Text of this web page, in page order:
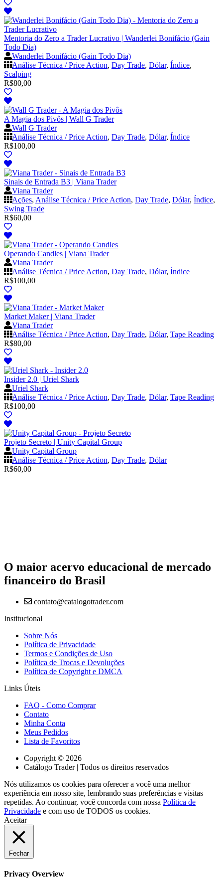
Mentoria do Zero a Trader Lucrativo | Wanderlei Bonifácio (Gain
Todo Dia)
Wanderlei Bonifácio (Gain Todo Dia)
Análise Técnica / Price Action, Day Trade, Dólar, Índice,
Scalping
R$80,00
A Magia dos Pivôs | Wall G Trader
Wall G Trader
Análise Técnica / Price Action, Day Trade, Dólar, Índice
R$100,00
Sinais de Entrada B3 | Viana Trader
Viana Trader
Ações, Análise Técnica / Price Action, Day Trade, Dólar, Índice,
Swing Trade
R$60,00
Operando Candles | Viana Trader
Viana Trader
Análise Técnica / Price Action, Day Trade, Dólar, Índice
R$100,00
Market Maker | Viana Trader
Viana Trader
Análise Técnica / Price Action, Day Trade, Dólar, Tape Reading
R$80,00
Insider 2.0 | Uriel Shark
Uriel Shark
Análise Técnica / Price Action, Day Trade, Dólar, Tape Reading
R$100,00
Projeto Secreto | Unity Capital Group
Unity Capital Group
Análise Técnica / Price Action, Day Trade, Dólar
R$60,00
O maior acervo educacional de mercado
financeiro do Brasil
contato@catalogotrader.com
Institucional
Sobre Nós
Política de Privacidade
Termos e Condições de Uso
Política de Trocas e Devoluções
Política de Copyright e DMCA
Links Úteis
FAQ - Como Comprar
Contato
Minha Conta
Meus Pedidos
Lista de Favoritos
Copyright © 2026
Catálogo Trader | Todos os direitos reservados
Nós utilizamos os cookies para oferecer a você uma melhor
experiência em nosso site, lembrando suas preferências e visitas
repetidas. Ao continuar, você concorda com nossa Política de
Privacidade e com uso de TODOS os cookies.
Aceitar
Fechar
Privacy Overview